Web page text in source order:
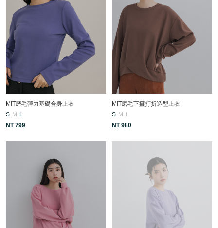
MIT磨毛彈力基礎合身上衣
S M
L
NT 799
MIT磨毛下擺打折造型上衣
S M
L
NT 980